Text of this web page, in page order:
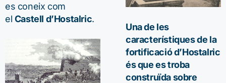
es coneix com
el Castell d’Hostalric.
Una de les
característiques de la
fortificació d’Hostalric
és que es troba
construïda sobre